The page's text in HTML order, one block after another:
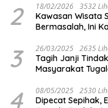
2 18/02/2026 3532
Kawasan Wisata
Bermasalah, Ini
3 26/03/2025 2635
Tagih Janji
Masyarakat
4 08/05/2025 2530
Dipecat Sepihak,